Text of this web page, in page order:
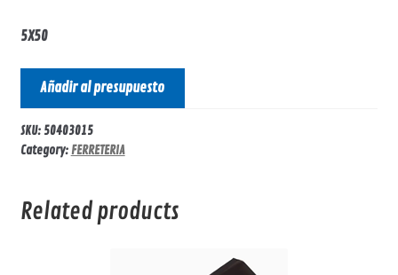
5X50
Añadir al presupuesto
SKU: 50403015
Category:FERRETERIA
Related products